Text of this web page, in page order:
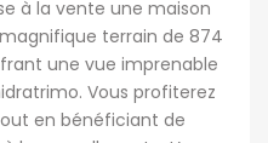
à la vente une maison
terrain de 874
une vue imprenable
Vous profiterez
en bénéficiant de